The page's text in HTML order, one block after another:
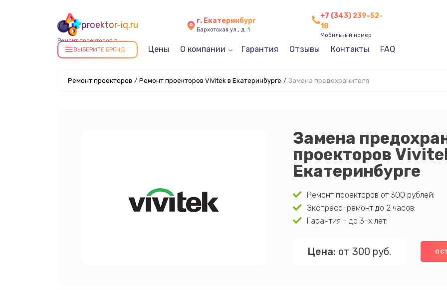
proektor-iq.ru
Ремонт проекторов в
Екатеринбурге
г. Екатеринбург
Бархотская ул., д. 1
+7 (343) 239-52-
18
Мобильный номер
ВЫБЕРИТЕ БРЕНД Цены О компании Гарантия Отзывы Контакты FAQ
Ремонт проекторов / Ремонт проекторов Vivitek в Екатеринбурге / Замена предохранителя
Замена
проекторов
Екатеринбурге
Ремонт проекторов от 300 рублей;
Экспресс-ремонт до 2 часов;
Гарантия - до 3-х лет;
Цена: от 300 руб.